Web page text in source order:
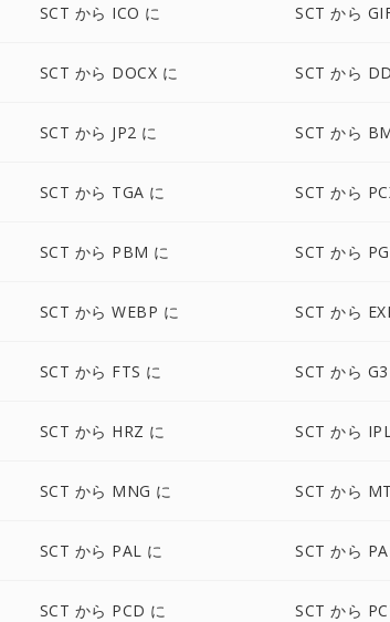
SCT から ICO に SCT から
SCT から DOCX に SCT から
SCT から JP2 に SCT から
SCT から TGA に SCT から
SCT から PBM に SCT から
SCT から WEBP に SCT から
SCT から FTS に SCT から
SCT から HRZ に SCT から
SCT から MNG に SCT から
SCT から PAL に SCT から
SCT から PCD に SCT から